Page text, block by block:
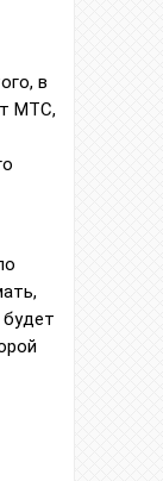
в
МТС,